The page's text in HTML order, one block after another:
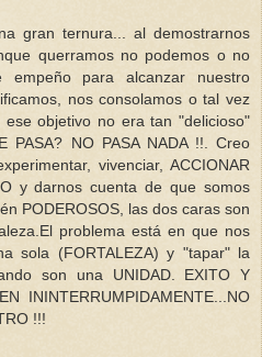
gran ternura... al demostrarnos
querramos no podemos o no
empeño para alcanzar nuestro
nos consolamos o tal vez
objetivo no era tan "delicioso"
PASA? NO PASA NADA !!. Creo
vivenciar, ACCIONAR
y darnos cuenta de que somos
PODEROSOS, las dos caras son
problema está en que nos
sola (FORTALEZA) y "tapar" la
son una UNIDAD. EXITO Y
ININTERRUMPIDAMENTE...NO
!!!